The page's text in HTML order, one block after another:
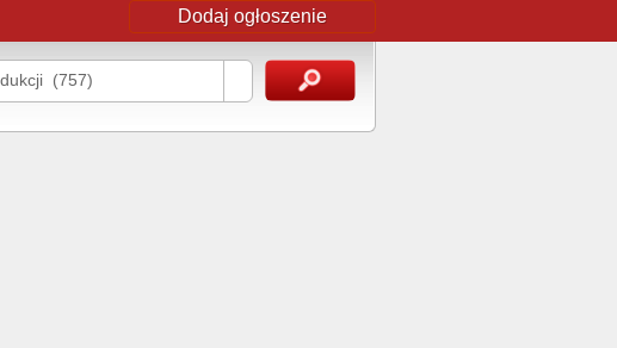
Dodaj ogłoszenie
(757)